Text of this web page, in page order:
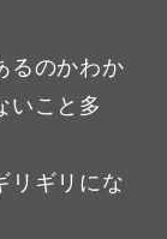
るのかわか
いこと多
リギリにな